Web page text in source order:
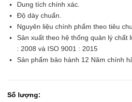
Dung tích chính xác.
Độ dày chuẩn.
Nguyên liệu chính phẩm theo tiêu
Sản xuất theo hệ thống quản lý chất
: 2008 và ISO 9001 : 2015
Sản phẩm bảo hành 12 Năm chính
Số lượng: